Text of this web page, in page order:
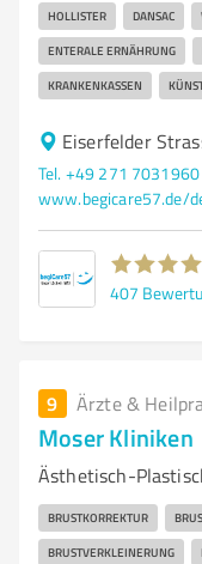
HOLLISTER DANSAC
ENTERALE ERNÄHRUNG
KRANKENKASSEN
Eiserfelder
Tel. +49 271 7031960
www.begicare57.de/
407
9 Ärzte &
Moser Kliniken
Ästhetisch-
BRUSTKORREKTUR
BRUSTVERKLEINERUNG